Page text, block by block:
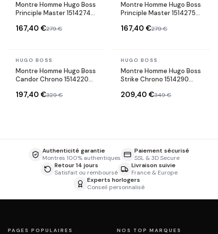
Montre Homme Hugo Boss
Principle Master 1514274
acier
167,40 €279 €
Montre Homme Hugo Boss
Principle Master 1514275
Maillons acier
167,40 €279 €
En stock
HUGO BOSS
Montre Homme Hugo Boss
Candor Chrono 1514220
197,40 €329 €
En stock
HUGO BOSS
Montre Homme Hugo Boss
Strike Chrono 1514290
209,40 €349 €
Authenticité garantie
Montres 100% authentiques
Paiement sécurisé
SSL & 3D Secure
Retour 14 jours
Satisfait ou remboursé
Livraison suivie
France & Europe
Experts horlogers
Conseil personnalisé
PAGES POPULAIRES NOS TOP MARQUES